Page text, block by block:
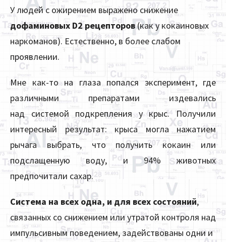
У людей с ожирением выражено снижение
дофаминовых D2 рецепторов(как у кокаиновых
наркоманов). Естественно, в более слабом
проявлении.
Мне как-то на глаза попался эксперимент, где
различными препаратами издевались
над системой подкрепления у крыс. Получили
интересный результат: крыса могла нажатием
рычага выбрать, что получить кокаин или
подслащенную воду, и 94% животных
предпочитали сахар.
Система на всех одна, и для всех состояний,
связанных со снижением или утратой контроля над
импульсивным поведением, задействованы одни и